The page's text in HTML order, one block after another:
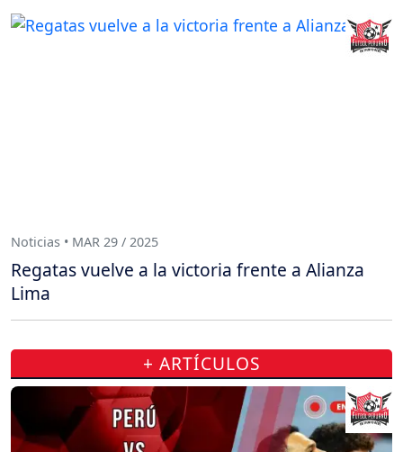
Noticias • MAR 29 / 2025
Regatas vuelve a la victoria frente a Alianza
Lima
+ ARTÍCULOS